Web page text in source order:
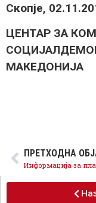
Скопје,
ЦЕНТАР ЗА
МАКЕДОНИЈА
ПРЕТХОДНА